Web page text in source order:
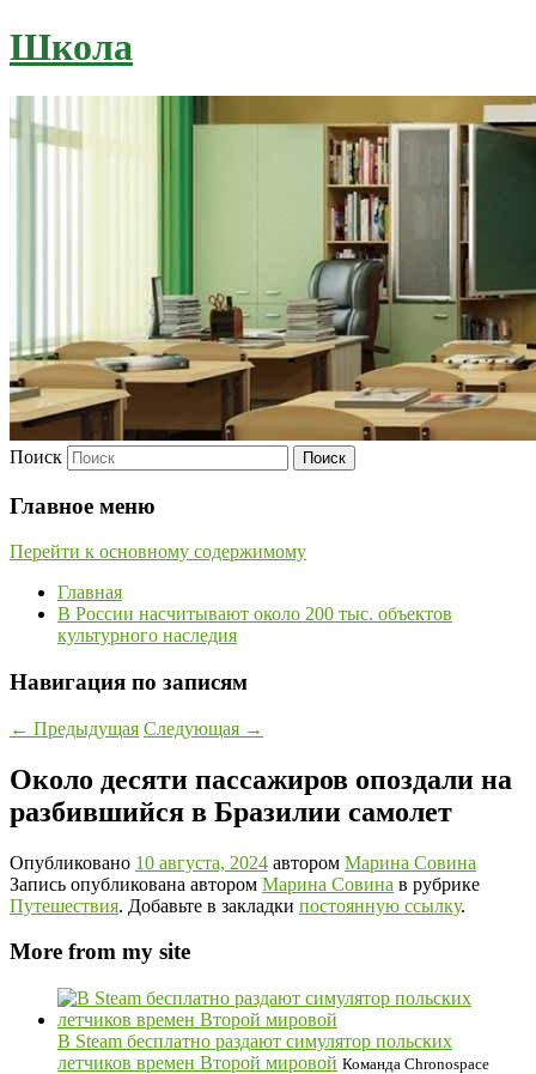
Школа
Поиск
Главное меню
Перейти к основному содержимому
Главная
В России насчитывают около 200 тыс. объектов
культурного наследия
Навигация по записям
← Предыдущая Следующая →
Около десяти пассажиров опоздали на
разбившийся в Бразилии самолет
Опубликовано 10 августа, 2024 автором Марина Совина
Запись опубликована автором Марина Совина в рубрике
Путешествия. Добавьте в закладки постоянную ссылку.
More from my site
В Steam бесплатно раздают симулятор польских
летчиков времен Второй мировой Команда Chronospace